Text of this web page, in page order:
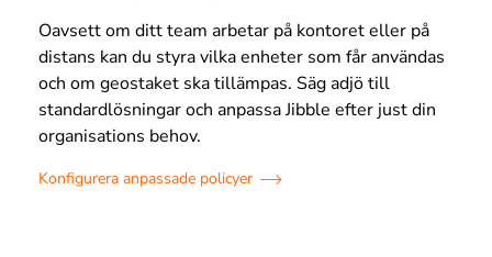
Oavsett om ditt team arbetar på kontoret eller på
distans kan du styra vilka enheter som får användas
och om geostaket ska tillämpas. Säg adjö till
standardlösningar och anpassa Jibble efter just din
organisations behov.
Konfigurera anpassade policyer